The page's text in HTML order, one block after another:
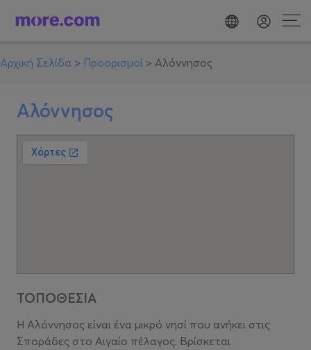
Αρχική Σελίδα > Προορισμοί > Αλόννησος
Αλόννησος
ΤΟΠΟΘΕΣΙΑ
Η Αλόννησος είναι ένα μικρό νησί που ανήκει στις
Σποράδες στο Αιγαίο πέλαγος. Bρίσκεται